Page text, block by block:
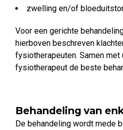
zwelling en/of
Voor een gerichte
hierboven beschreven
fysiotherapeuten. Samen met
fysiotherapeut de beste
Behandeling van
De behandeling wordt mede